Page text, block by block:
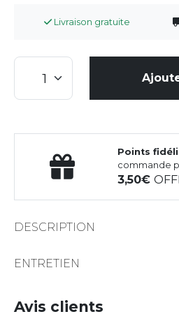
Livraison gratuite
Points
commande
3,50
DESCRIPTION
ENTRETIEN
Avis clients